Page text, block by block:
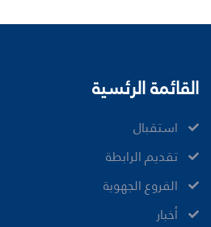
القائمة الرئسية
ﺍﺳﺘﻘﺒﺎﻝ
ﺗﻘﺪﻳﻢ ﺍﻟﺮﺍﺑﻄﺔ
الفروع الجهوية
ﺃﺧﺒﺎﺭ